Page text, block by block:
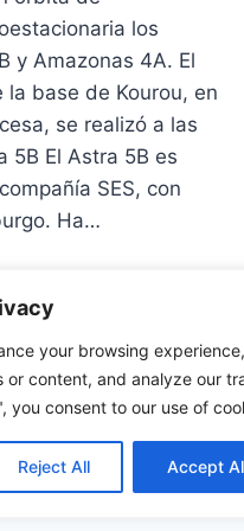
your browsing experience,
or content, and analyze our
you consent to our use of
Reject All Accept
los
y Amazonas 4A. El
base de Kourou, en
se realizó a las
5B El Astra 5B es
SES, con
Ha…